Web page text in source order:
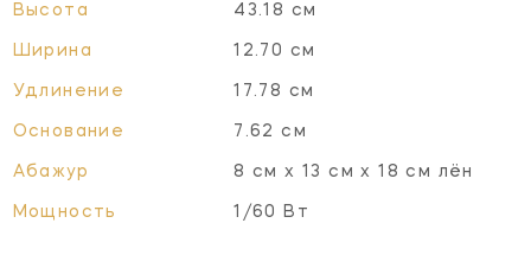
Высота 43.18 см
Ширина 12.70 см
Удлинение 17.78 см
Основание 7.62 см
Абажур 8 см x 13 см x 18 см лён
Мощность 1/60 Вт